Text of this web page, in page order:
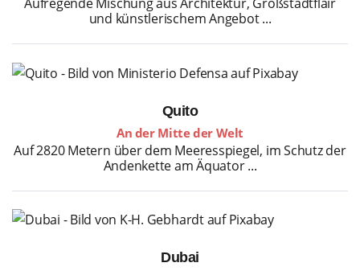
und künstlerischem Angebot ...
Quito
An der Mitte der Welt
Auf 2820 Metern über dem Meeresspiegel, im Schutz der
Andenkette am Äquator ...
Dubai